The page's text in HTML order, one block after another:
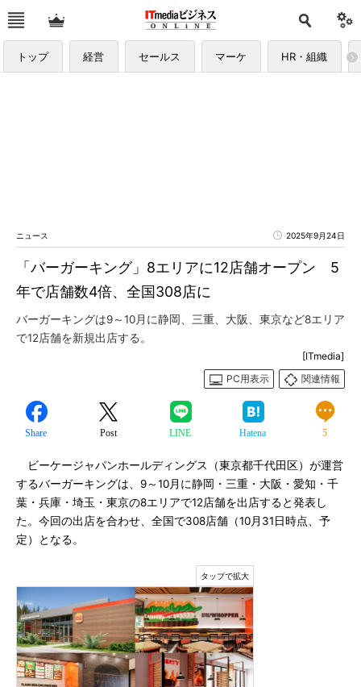
トップ 経営 セールス マーケ HR・組織
ニュース 2025年9月24日
「バーガーキング」8エリアに12店舗オープン 5
年で店舗数4倍、全国308店に
バーガーキングは9～10月に静岡、三重、大阪、東京など8エリア
で12店舗を新規出店する。
[ITmedia]
PC用表示
関連情報
Share Post LINE Hatena 5
ビーケージャパンホールディングス（東京都千代田区）が運営
するバーガーキングは、9～10月に静岡・三重・大阪・愛知・千
葉・兵庫・埼玉・東京の8エリアで12店舗を出店すると発表し
た。今回の出店を合わせ、全国で308店舗（10月31日時点、予
定）となる。